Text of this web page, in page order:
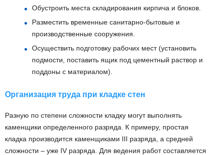
Обустроить места складирования кирпича и блоков.
Разместить временные санитарно-бытовые и
производственные сооружения.
Осуществить подготовку рабочих мест (установить
подмости, поставить ящик под цементный раствор и
поддоны с материалом).
Организация труда при кладке стен
Разную по степени сложности кладку могут выполнять
каменщики определенного разряда. К примеру, простая
кладка производится каменщиками III разряда, а средней
сложности – уже IV разряда. Для ведения работ составляется